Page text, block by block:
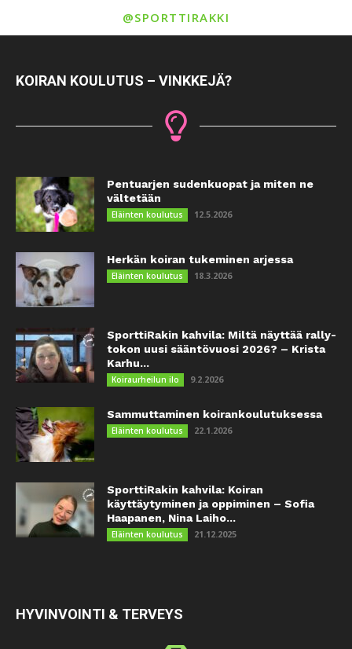
@SPORTTIRAKKI
KOIRAN KOULUTUS – VINKKEJÄ?
Pentuarjen sudenkuopat ja miten ne
vältetään
Eläinten koulutus 12.5.2026
Herkän koiran tukeminen arjessa
Eläinten koulutus 18.3.2026
SporttiRakin kahvila: Miltä näyttää rally-
tokon uusi sääntövuosi 2026? – Krista
Karhu...
Koiraurheilun ilo 9.2.2026
Sammuttaminen koirankoulutuksessa
Eläinten koulutus 22.1.2026
SporttiRakin kahvila: Koiran
käyttäytyminen ja oppiminen – Sofia
Haapanen, Nina Laiho...
Eläinten koulutus 21.12.2025
HYVINVOINTI & TERVEYS